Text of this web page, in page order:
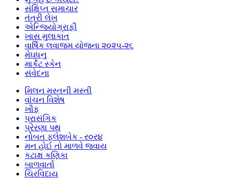
સંક્ષિપ્ત સમાચાર
તંત્રી લેખ
એન્જિયોગ્રાફી
ખાસ મુલાકાત
વાર્ષિક લવાજમ યોજના ૨૦૨૫-૨૬
મેઘધનુ
માર્કેટ સ્કેન
સંવેદના
મિલન મસ્તની મસ્તી
વાંચન વિશેષ
ખૌફ
પ્રાસંગિક
પ્રેરણા પથ
નોબત ફ્લેશબેક - ર૦ર૪
મન હોઈ તો માળવે જવાય
કટાક્ષ કણિકા
બાળવાર્તા
ચિરવિદાય